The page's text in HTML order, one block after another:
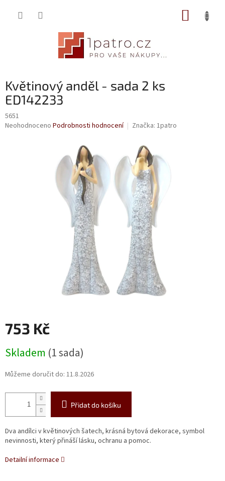
Květinový anděl - sada 2 ks
ED142233
5651
Průměrné
Neohodnoceno Podrobnosti hodnocení Značka: 1patro
753 Kč
cena:
Skladem (1 sada)
Můžeme doručit do: 11.8.2026
Přidat do košíku
Dva andílci v květinových šatech, krásná bytová dekorace, symbol
nevinnosti, který přináší lásku, ochranu a pomoc.
Detailní informace